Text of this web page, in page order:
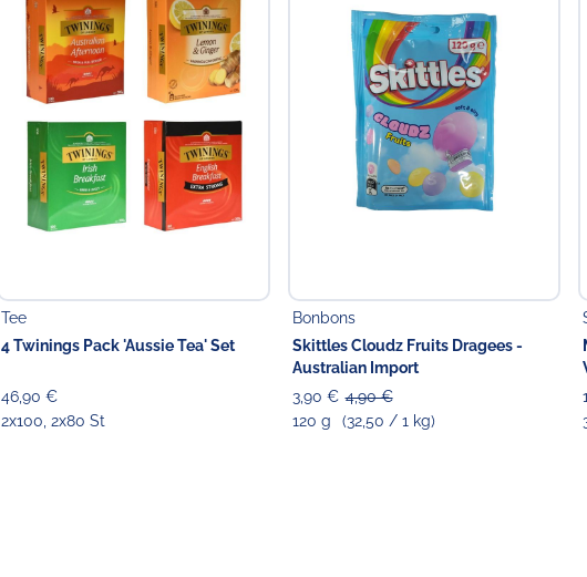
Tee
4 Twinings Pack 'Aussie Tea' Set
46,90 €
2x100, 2x80 St
Bonbons
Skittles Cloudz Fruits Dragees -
Australian Import
3,90 € 4,90 €
120 g
(32,50 / 1 kg)